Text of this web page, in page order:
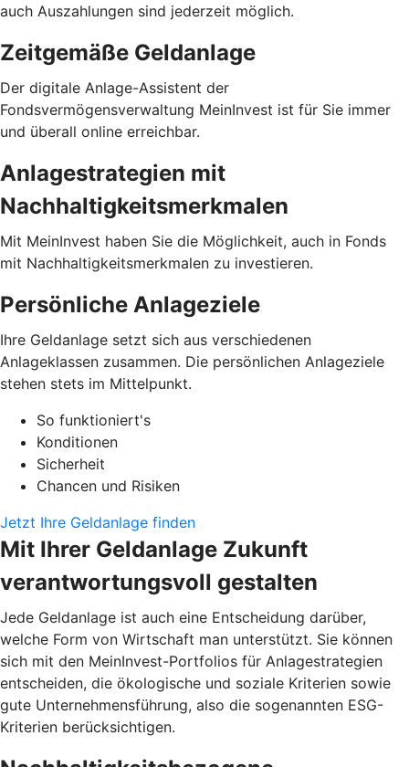
auch Auszahlungen sind jederzeit möglich.
Zeitgemäße Geldanlage
Der digitale Anlage-Assistent der
Fondsvermögensverwaltung MeinInvest ist für Sie immer
und überall online erreichbar.
Anlagestrategien mit
Nachhaltigkeitsmerkmalen
Mit MeinInvest haben Sie die Möglichkeit, auch in Fonds
mit Nachhaltigkeitsmerkmalen zu investieren.
Persönliche Anlageziele
Ihre Geldanlage setzt sich aus verschiedenen
Anlageklassen zusammen. Die persönlichen Anlageziele
stehen stets im Mittelpunkt.
So funktioniert's
Konditionen
Sicherheit
Chancen und Risiken
Jetzt Ihre Geldanlage finden
Mit Ihrer Geldanlage Zukunft
verantwortungsvoll gestalten
Jede Geldanlage ist auch eine Entscheidung darüber,
welche Form von Wirtschaft man unterstützt. Sie können
sich mit den MeinInvest-Portfolios für Anlagestrategien
entscheiden, die ökologische und soziale Kriterien sowie
gute Unternehmensführung, also die sogenannten ESG-
Kriterien berücksichtigen.